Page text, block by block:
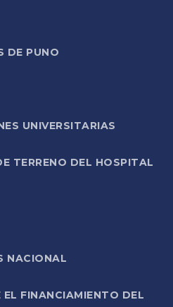
DE PUNO
UNIVERSITARIAS
TERRENO DEL HOSPITAL
NACIONAL
EL FINANCIAMIENTO DEL